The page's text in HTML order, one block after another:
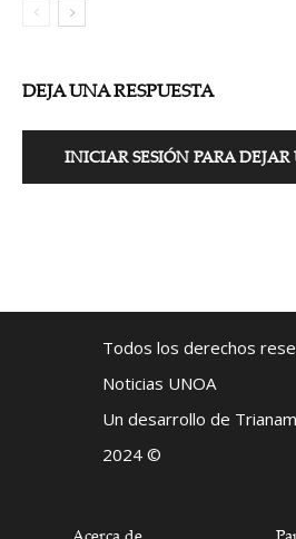
DEJA UNA RESPUESTA
INICIAR SESIÓN PARA
Todos los derechos
Noticias UNOA
Un desarrollo de
2024 ©
Acerca de